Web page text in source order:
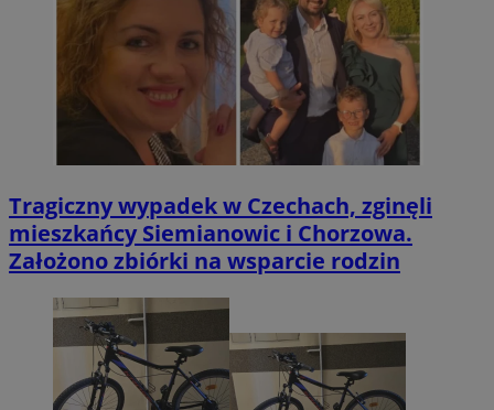
Tragiczny wypadek w Czechach, zginęli
mieszkańcy Siemianowic i Chorzowa.
Założono zbiórki na wsparcie rodzin